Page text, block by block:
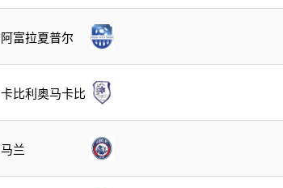
阿富拉夏普尔
卡比利奥马卡比
马兰